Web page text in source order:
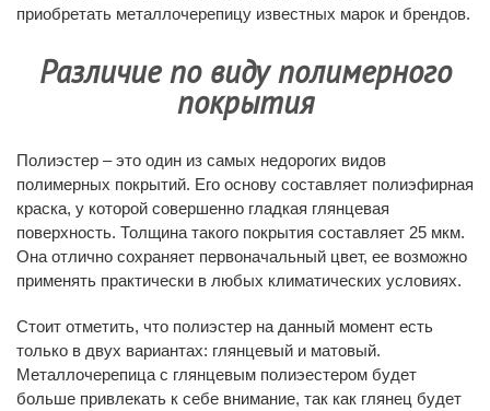
приобретать металлочерепицу известных марок и брендов.
Различие по виду полимерного
покрытия
Полиэстер – это один из самых недорогих видов
полимерных покрытий. Его основу составляет полиэфирная
краска, у которой совершенно гладкая глянцевая
поверхность. Толщина такого покрытия составляет 25 мкм.
Она отлично сохраняет первоначальный цвет, ее возможно
применять практически в любых климатических условиях.
Стоит отметить, что полиэстер на данный момент есть
только в двух вариантах: глянцевый и матовый.
Металлочерепица с глянцевым полиэестером будет
больше привлекать к себе внимание, так как глянец будет